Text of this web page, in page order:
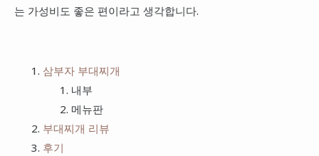
종로구
이자카야
치킨
햄버거
버거킹
프랭크버거
는 가성비도 좋은 편이라고 생각합니다.
삼부자 부대찌개
내부
메뉴판
부대찌개 리뷰
후기